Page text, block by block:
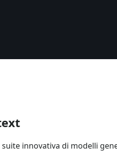
innovativa di modelli